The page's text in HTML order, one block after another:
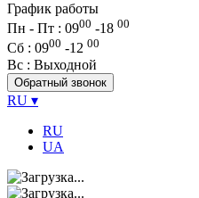
График работы
Пн - Пт : 0900 -18 00
Сб : 0900 -12 00
Вс : Выходной
Обратный звонок
RU ▾
RU
UA